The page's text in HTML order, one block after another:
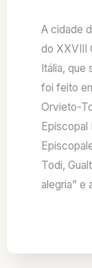
A cidade
do XXVIII
Itália, que
foi feito
Orvieto-
Episcopal
Todi,
alegria” e